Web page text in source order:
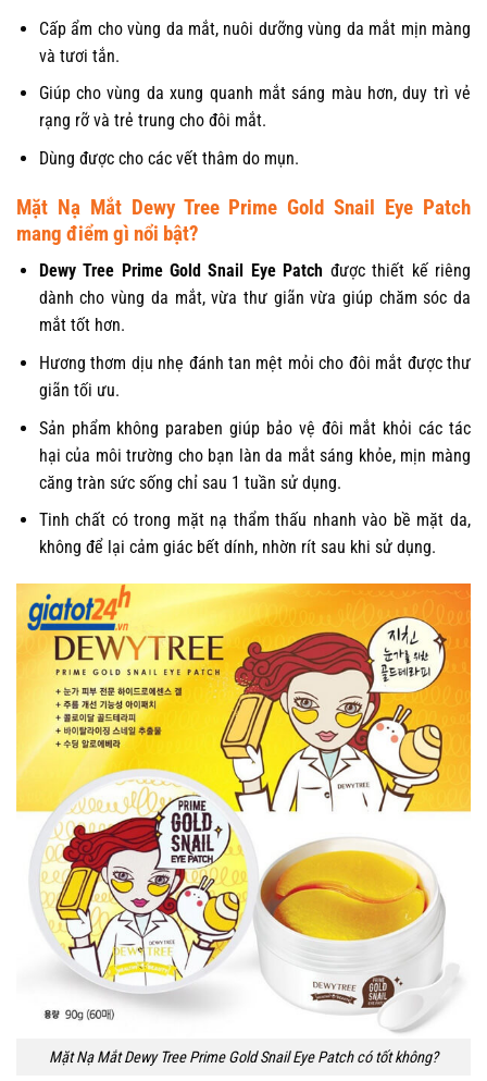
Cấp ẩm cho vùng da mắt, nuôi dưỡng vùng da mắt mịn màng
và tươi tắn.
Giúp cho vùng da xung quanh mắt sáng màu hơn, duy trì vẻ
rạng rỡ và trẻ trung cho đôi mắt.
Dùng được cho các vết thâm do mụn.
Mặt Nạ Mắt Dewy Tree Prime Gold Snail Eye Patch
mang điểm gì nổi bật?
Dewy Tree Prime Gold Snail Eye Patch được thiết kế riêng
dành cho vùng da mắt, vừa thư giãn vừa giúp chăm sóc da
mắt tốt hơn.
Hương thơm dịu nhẹ đánh tan mệt mỏi cho đôi mắt được thư
giãn tối ưu.
Sản phẩm không paraben giúp bảo vệ đôi mắt khỏi các tác
hại của môi trường cho bạn làn da mắt sáng khỏe, mịn màng
căng tràn sức sống chỉ sau 1 tuần sử dụng.
Tinh chất có trong mặt nạ thẩm thấu nhanh vào bề mặt da,
không để lại cảm giác bết dính, nhờn rít sau khi sử dụng.
Mặt Nạ Mắt Dewy Tree Prime Gold Snail Eye Patch có tốt không?